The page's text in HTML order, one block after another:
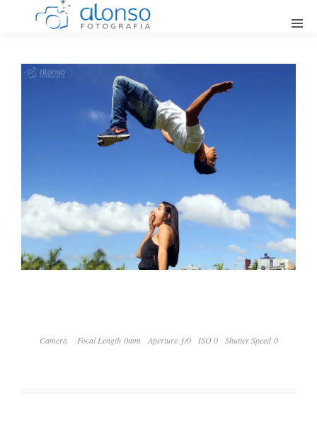
Camera Focal Length 0mm Aperture ƒ/0 ISO 0 Shutter Speed 0